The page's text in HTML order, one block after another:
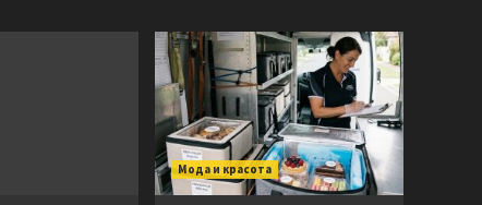
Мода и красота